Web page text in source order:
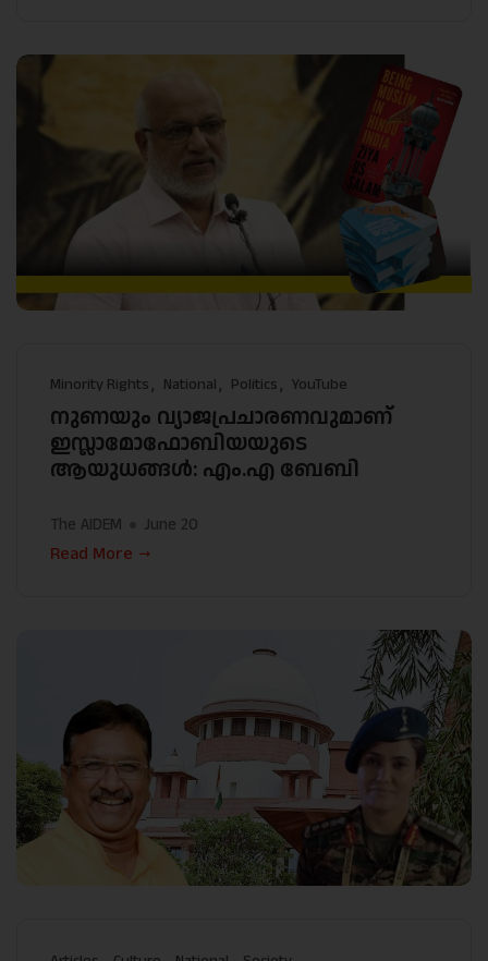
Minority Rights National Politics YouTube
നുണയും വ്യാജപ്രചാരണവുമാണ്
ഇസ്ലാമോഫോബിയയുടെ
ആയുധങ്ങൾ: എം.എ ബേബി
The AIDEM June 20
Read More